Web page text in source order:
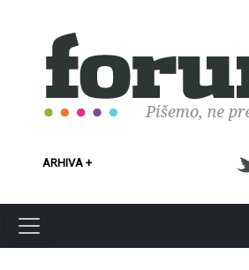
ARHIVA +